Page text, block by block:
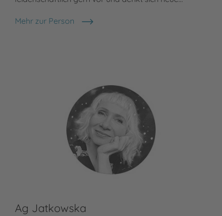
Mehr zur Person
Madlen Ottenschläger
Ag Jatkowska